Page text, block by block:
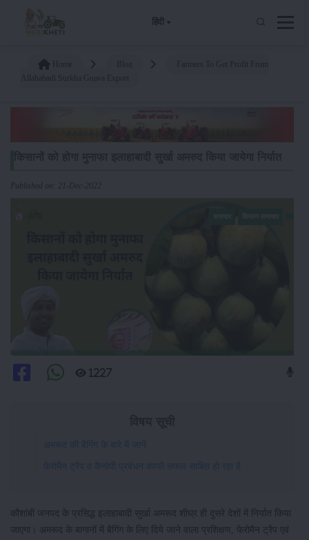
हिंदी
Published on: 21-Dec-2022
1227
अमरूद की बैगिंग के बारे में जानें
फेरोमैन ट्रैप व कैनोपी प्रबंधन काफी सफल साबित हो रहा है
कौशांबी जनपद के प्रसिद्ध इलाहाबादी सुर्खा अमरूद शीघ्र ही दुसरे देशों में निर्यात किया
जाएगा। अमरूद के बागानों में बैगिंग के लिए दिये जाने वाला प्रशिक्षण, फेरोमैन ट्रैप एवं